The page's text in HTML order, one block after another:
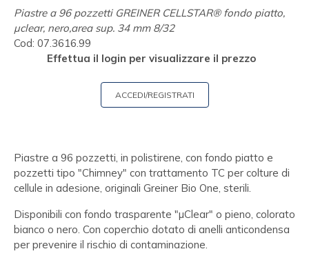
Piastre a 96 pozzetti GREINER CELLSTAR® fondo piatto,
µclear, nero,area sup. 34 mm 8/32
Cod: 07.3616.99
Effettua il login per visualizzare il prezzo
ACCEDI/REGISTRATI
Piastre a 96 pozzetti, in polistirene, con fondo piatto e
pozzetti tipo "Chimney" con trattamento TC per colture di
cellule in adesione, originali Greiner Bio One, sterili.
Disponibili con fondo trasparente "µClear" o pieno, colorato
bianco o nero. Con coperchio dotato di anelli anticondensa
per prevenire il rischio di contaminazione.